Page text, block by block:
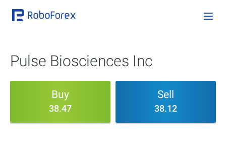
Pulse Biosciences Inc
Buy
38.47
Sell
38.12